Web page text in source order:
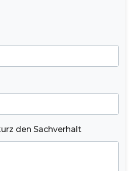
den Sachverhalt